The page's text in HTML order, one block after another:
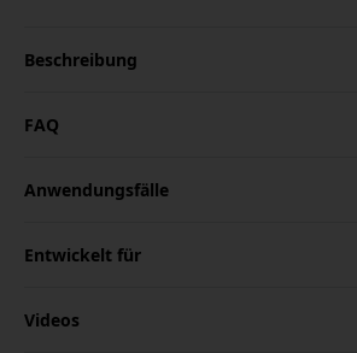
Beschreibung
FAQ
Anwendungsfälle
Entwickelt für
Videos